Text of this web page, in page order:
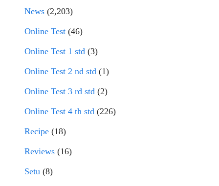
News (2,203)
Online Test (46)
Online Test 1 std (3)
Online Test 2 nd std (1)
Online Test 3 rd std (2)
Online Test 4 th std (226)
Recipe (18)
Reviews (16)
Setu (8)